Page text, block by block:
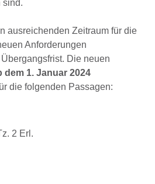
sind.
ausreichenden Zeitraum für die
Anforderungen
Die neuen
dem 1. Januar 2024
die folgenden Passagen:
2 Erl.